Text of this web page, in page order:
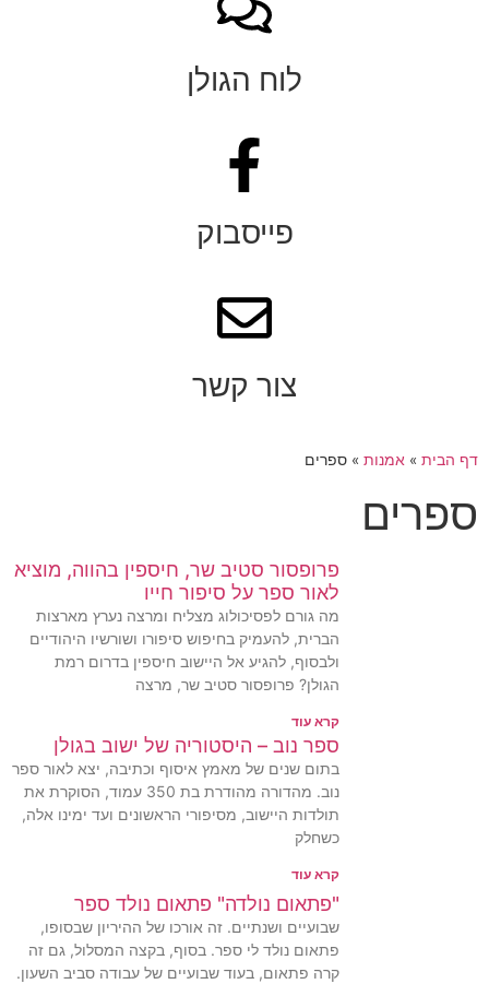
לוח הגולן
פייסבוק
צור קשר
דף הבית » אמנות » ספרים
ספרים
פרופסור סטיב שר, חיספין בהווה, מוציא
לאור ספר על סיפור חייו
מה גורם לפסיכולוג מצליח ומרצה נערץ מארצות
הברית, להעמיק בחיפוש סיפורו ושורשיו היהודיים
ולבסוף, להגיע אל היישוב חיספין בדרום רמת
הגולן? פרופסור סטיב שר, מרצה
קרא עוד
ספר נוב – היסטוריה של ישוב בגולן
בתום שנים של מאמץ איסוף וכתיבה, יצא לאור ספר
נוב. מהדורה מהודרת בת 350 עמוד, הסוקרת את
תולדות היישוב, מסיפורי הראשונים ועד ימינו אלה,
כשחלק
קרא עוד
"פתאום נולדה" פתאום נולד ספר
שבועיים ושנתיים. זה אורכו של ההיריון שבסופו,
פתאום נולד לי ספר. בסוף, בקצה המסלול, גם זה
קרה פתאום, בעוד שבועיים של עבודה סביב השעון.